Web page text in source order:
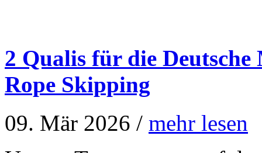
2 Qualis für die
Rope Skipping
09. Mär 2026 / mehr lesen